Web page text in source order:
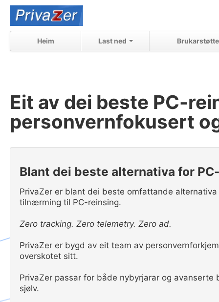
Heim Last ned Brukarstøtte
Eit av dei beste PC-
personvernfokusert
Blant dei beste alternativa for
PrivaZer er blant dei beste omfattande
tilnærming til PC-reinsing.
Zero tracking. Zero telemetry. Zero ad.
PrivaZer er bygd av eit team av
overskotet sitt.
PrivaZer passar for både nybyrjarar og
sjølv.